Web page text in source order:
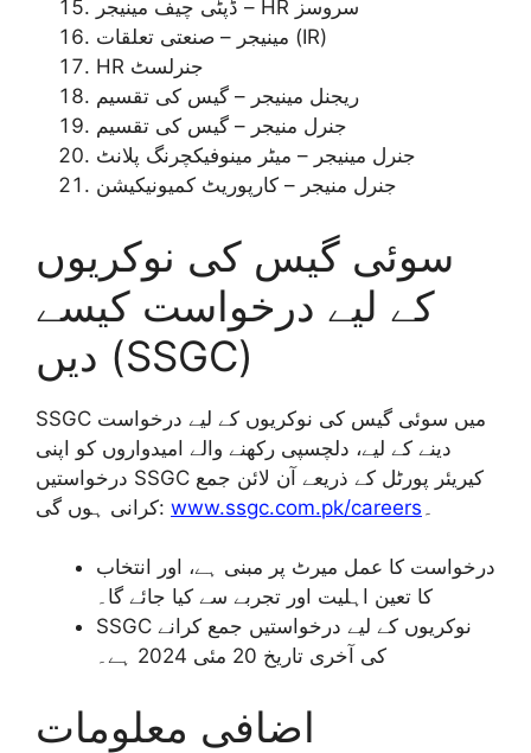
ڈپٹی چیف مینیجر – HR سروسز
مینیجر – صنعتی تعلقات (IR)
HR جنرلسٹ
ریجنل مینیجر – گیس کی تقسیم
جنرل منیجر – گیس کی تقسیم
جنرل مینیجر – میٹر مینوفیکچرنگ پلانٹ
جنرل منیجر – کارپوریٹ کمیونیکیشن
سوئی گیس کی نوکریوں
کے لیے درخواست کیسے
دیں (SSGC)
SSGC میں سوئی گیس کی نوکریوں کے لیے درخواست
دینے کے لیے، دلچسپی رکھنے والے امیدواروں کو اپنی
درخواستیں SSGC کیریئر پورٹل کے ذریعے آن لائن جمع
کرانی ہوں گی: www.ssgc.com.pk/careers
درخواست کا عمل میرٹ پر مبنی ہے، اور انتخاب
کا تعین اہلیت اور تجربے سے کیا جائے گا۔
SSGC نوکریوں کے لیے درخواستیں جمع کرانے
کی آخری تاریخ 20 مئی 2024 ہے۔
اضافی معلومات